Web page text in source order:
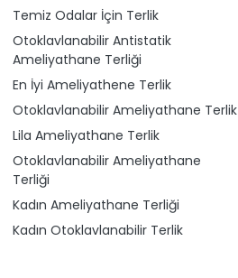
Temiz Odalar İçin Terlik
Otoklavlanabilir Antistatik
Ameliyathane Terliği
En İyi Ameliyathene Terlik
Otoklavlanabilir Ameliyathane Terlik
Lila Ameliyathane Terlik
Otoklavlanabilir Ameliyathane
Terliği
Kadın Ameliyathane Terliği
Kadın Otoklavlanabilir Terlik